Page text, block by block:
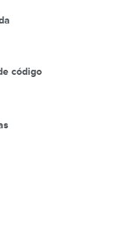
código